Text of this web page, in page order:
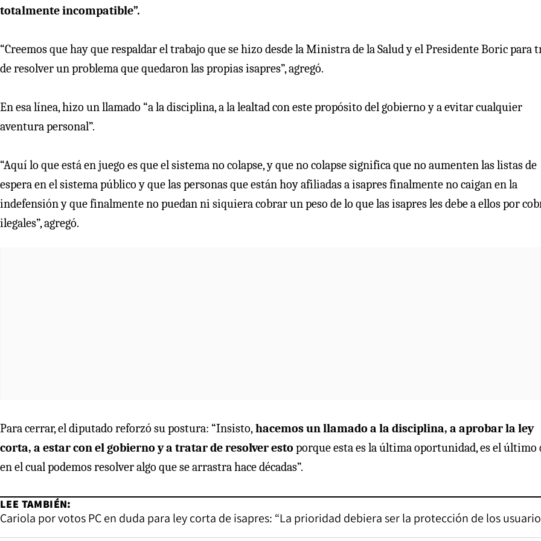
totalmente incompatible”.
“Creemos que hay que respaldar el trabajo que se hizo desde la Ministra de la Salud y el Presidente Boric para
de resolver un problema que quedaron las propias isapres”, agregó.
En esa línea, hizo un llamado “a la disciplina, a la lealtad con este propósito del gobierno y a evitar cualquier
aventura personal”.
“Aquí lo que está en juego es que el sistema no colapse, y que no colapse significa que no aumenten las listas de
espera en el sistema público y que las personas que están hoy afiliadas a isapres finalmente no caigan en la
indefensión y que finalmente no puedan ni siquiera cobrar un peso de lo que las isapres les debe a ellos por
ilegales”, agregó.
Para cerrar, el diputado reforzó su postura: “Insisto,hacemos un llamado a la disciplina, a aprobar la ley
corta, a estar con el gobierno y a tratar de resolver esto porque esta es la última oportunidad, es el último
en el cual podemos resolver algo que se arrastra hace décadas”.
LEE TAMBIÉN:
Cariola por votos PC en duda para ley corta de isapres: “La prioridad debiera ser la protección de los